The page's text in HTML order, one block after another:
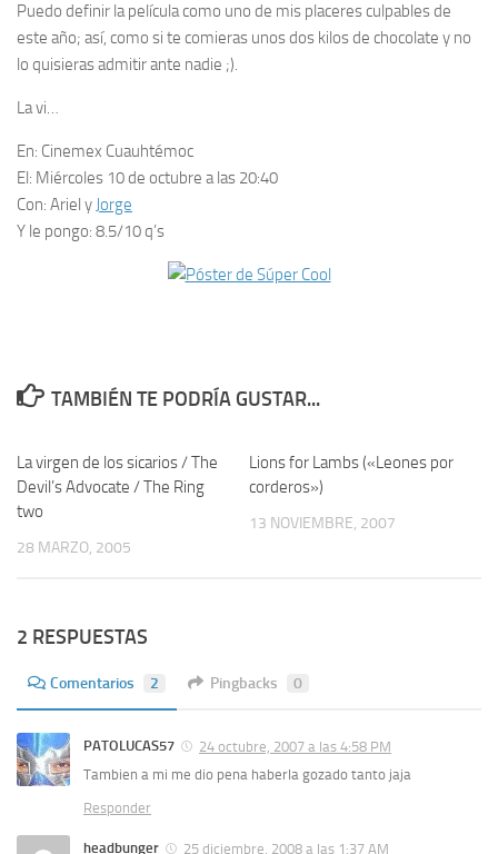
Puedo definir la película como uno de mis placeres culpables de
este año; así, como si te comieras unos dos kilos de chocolate y no
lo quisieras admitir ante nadie ;).
La vi…
En: Cinemex Cuauhtémoc
El: Miércoles 10 de octubre a las 20:40
Con: Ariel y Jorge
Y le pongo: 8.5/10 q’s
TAMBIÉN TE PODRÍA GUSTAR...
La virgen de los sicarios / The
Devil’s Advocate / The Ring
two
28 MARZO, 2005
Lions for Lambs («Leones por
corderos»)
13 NOVIEMBRE, 2007
2 RESPUESTAS
Comentarios 2 Pingbacks 0
PATOLUCAS57
24 octubre, 2007 a las 4:58 PM
Tambien a mi me dio pena haberla gozado tanto jaja
Responder
headbunger
25 diciembre, 2008 a las 1:37 AM